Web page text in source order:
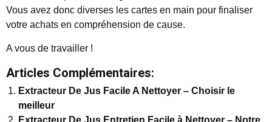
Vous avez donc diverses les cartes en main pour finaliser
votre achats en compréhension de cause.
A vous de travailler !
Articles Complémentaires:
Extracteur De Jus Facile A Nettoyer – Choisir le
meilleur
Extracteur De Jus Entretien Facile à Nettoyer – Notre